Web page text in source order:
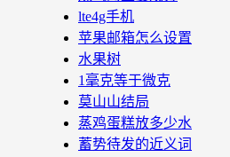
lte4g手机
苹果邮箱怎么设置
水果树
1毫克等于微克
莫山山结局
蒸鸡蛋糕放多少水
蓄势待发的近义词